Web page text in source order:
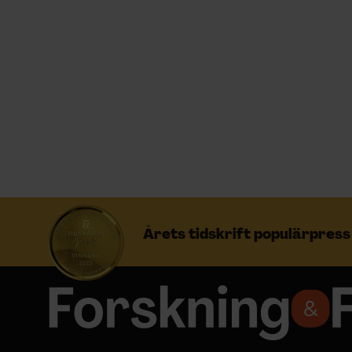
Årets tidskrift populärpress
NYHETSBREV
ÄMNEN
ARKIV & E-TIDNING
LYSSNA/PODD